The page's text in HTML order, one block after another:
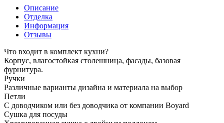
Описание
Отделка
Информация
Отзывы
Что входит в комплект кухни?
Корпус, влагостойкая столешница, фасады, базовая
фурнитура.
Ручки
Различные варианты дизайна и материала на выбор
Петли
С доводчиком или без доводчика от компании Boyard
Сушка для посуды